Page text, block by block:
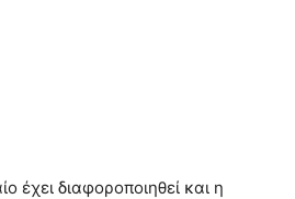
έχει διαφοροποιηθεί και η